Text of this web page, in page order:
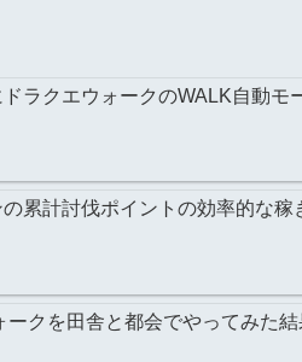
ラクエウォークのWALK自動
累計討伐ポイントの効率的な
ークを田舎と都会でやってみた